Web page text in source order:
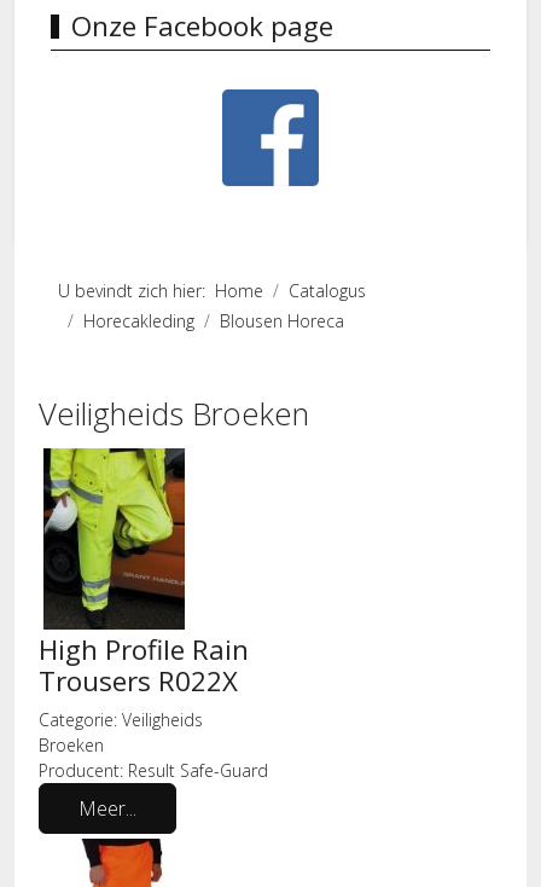
Onze Facebook page
U bevindt zich hier: Home
Catalogus
Horecakleding
Blousen Horeca
Veiligheids Broeken
High Profile Rain
Trousers R022X
Categorie: Veiligheids
Broeken
Producent: Result Safe-Guard
Meer...